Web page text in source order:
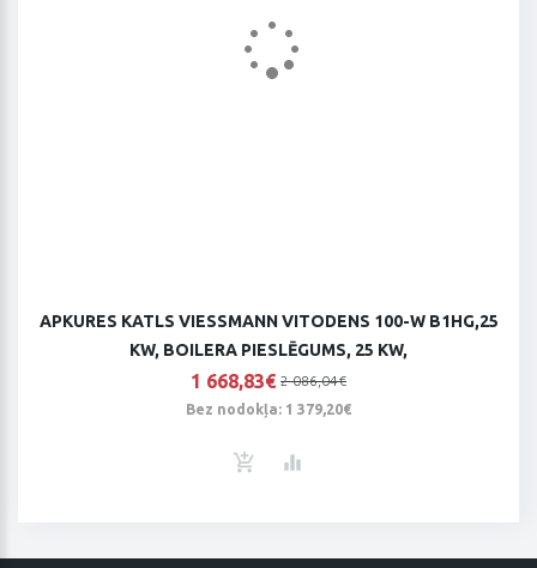
APKURES KATLS VIESSMANN VITODENS 100-W B1HG,25
KW, BOILERA PIESLĒGUMS, 25 KW,
1 668,83€ 2 086,04€
Bez nodokļa: 1 379,20€